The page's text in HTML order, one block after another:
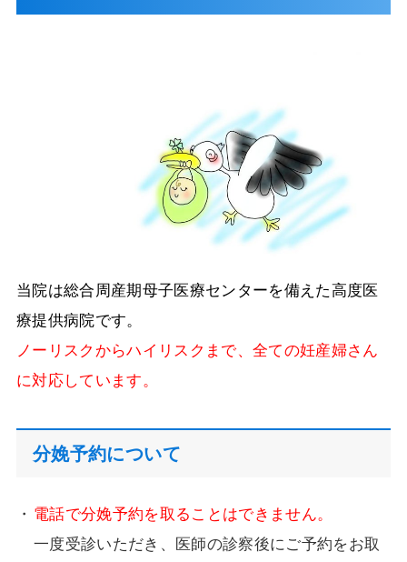
当院は総合周産期母子医療センターを備えた高度医
療提供病院です。
ノーリスクからハイリスクまで、全ての妊産婦さん
に対応しています。
分娩予約について
電話で分娩予約を取ることはできません。
一度受診いただき、医師の診察後にご予約をお取